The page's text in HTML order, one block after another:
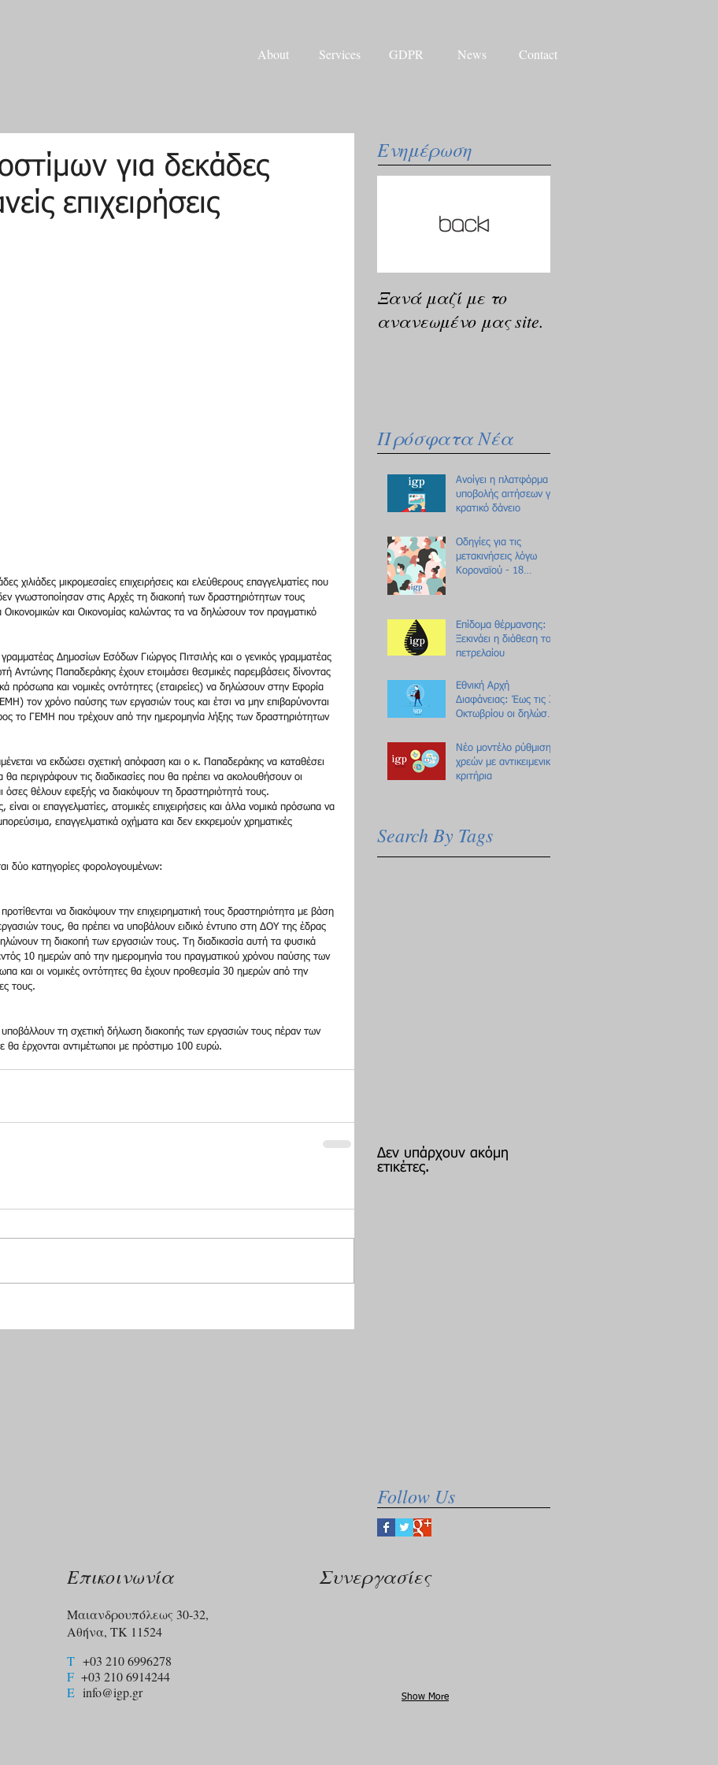
για δεκάδες
επιχειρήσεις
χιλιάδες μικρομεσαίες επιχειρήσεις και ελεύθερους επαγγελματίες που
γνωστοποίησαν στις Αρχές τη διακοπή των δραστηριότητων τους
και Οικονομίας καλώντας τα να δηλώσουν τον πραγματικό
Δημοσίων Εσόδων Γιώργος Πιτσιλής και ο γενικός γραμματέας
Αντώνης Παπαδεράκης έχουν ετοιμάσει θεσμικές παρεμβάσεις δίνοντας
πρόσωπα και νομικές οντότητες (εταιρείες) να δηλώσουν στην Εφορία
τον χρόνο παύσης των εργασιών τους και έτσι να μην επιβαρύνονται
το ΓΕΜΗ που τρέχουν από την ημερομηνία λήξης των δραστηριότητων
να εκδώσει σχετική απόφαση και ο κ. Παπαδεράκης να καταθέσει
περιγράφουν τις διαδικασίες που θα πρέπει να ακολουθήσουν οι
όσες θέλουν εφεξής να διακόψουν τη δραστηριότητά τους.
οι επαγγελματίες, ατομικές επιχειρήσεις και άλλα νομικά πρόσωπα να
επαγγελματικά οχήματα και δεν εκκρεμούν χρηματικές
δύο κατηγορίες φορολογουμένων:
προτίθενται να διακόψουν την επιχειρηματική τους δραστηριότητα με βάση
τους, θα πρέπει να υποβάλουν ειδικό έντυπο στη ΔΟΥ της έδρας
τη διακοπή των εργασιών τους. Τη διαδικασία αυτή τα φυσικά
10 ημερών από την ημερομηνία του πραγματικού χρόνου παύσης των
και οι νομικές οντότητες θα έχουν προθεσμία 30 ημερών από την
τους.
υποβάλλουν τη σχετική δήλωση διακοπής των εργασιών τους πέραν των
έρχονται αντιμέτωποι με πρόστιμο 100 ευρώ.
Ενημέρωση
Ξανά μαζί με το
ανανεωμένο μας site.
Πρόσφατα Νέα
Ανοίγει η πλατφόρμα
υποβολής αιτήσεων για
κρατικό δάνειο
Οδηγίες για τις
μετακινήσεις λόγω
Κοροναϊού - 18
Επίδομα θέρμανσης:
Ξεκινάει η διάθεση του
πετρελαίου
Εθνική Αρχή
Διαφάνειας: Έως τις 31
Οκτωβρίου οι δηλώσεις
Νέο μοντέλο ρύθμισης
χρεών με αντικειμενικά
κριτήρια
Search By Tags
Δεν υπάρχουν ακόμη
ετικέτες.
Follow Us
About Services GDPR News Contact
Επικοινωνία
Μαιανδρουπόλεως 30-32,
Αθήνα, ΤΚ 11524
T +03 210 6996278
F +03 210 6914244​
E info@igp.gr
Συνεργασίες
Show More